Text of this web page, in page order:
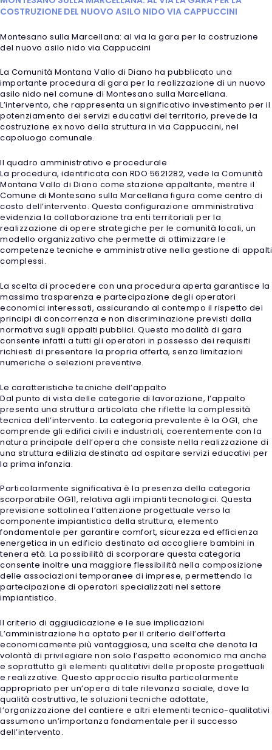
COSTRUZIONE DEL NUOVO ASILO NIDO VIA CAPPUCCINI
Montesano sulla Marcellana: al via la gara per la costruzione
del nuovo asilo nido via Cappuccini
La Comunità Montana Vallo di Diano ha pubblicato una
importante procedura di gara per la realizzazione di un nuovo
asilo nido nel comune di Montesano sulla Marcellana.
L’intervento, che rappresenta un significativo investimento per il
potenziamento dei servizi educativi del territorio, prevede la
costruzione ex novo della struttura in via Cappuccini, nel
capoluogo comunale.
Il quadro amministrativo e procedurale
La procedura, identificata con RDO 5621282, vede la Comunità
Montana Vallo di Diano come stazione appaltante, mentre il
Comune di Montesano sulla Marcellana figura come centro di
costo dell’intervento. Questa configurazione amministrativa
evidenzia la collaborazione tra enti territoriali per la
realizzazione di opere strategiche per le comunità locali, un
modello organizzativo che permette di ottimizzare le
competenze tecniche e amministrative nella gestione di appalti
complessi.
La scelta di procedere con una procedura aperta garantisce la
massima trasparenza e partecipazione degli operatori
economici interessati, assicurando al contempo il rispetto dei
principi di concorrenza e non discriminazione previsti dalla
normativa sugli appalti pubblici. Questa modalità di gara
consente infatti a tutti gli operatori in possesso dei requisiti
richiesti di presentare la propria offerta, senza limitazioni
numeriche o selezioni preventive.
Le caratteristiche tecniche dell’appalto
Dal punto di vista delle categorie di lavorazione, l’appalto
presenta una struttura articolata che riflette la complessità
tecnica dell’intervento. La categoria prevalente è la OG1, che
comprende gli edifici civili e industriali, coerentemente con la
natura principale dell’opera che consiste nella realizzazione di
una struttura edilizia destinata ad ospitare servizi educativi per
la prima infanzia.
Particolarmente significativa è la presenza della categoria
scorporabile OG11, relativa agli impianti tecnologici. Questa
previsione sottolinea l’attenzione progettuale verso la
componente impiantistica della struttura, elemento
fondamentale per garantire comfort, sicurezza ed efficienza
energetica in un edificio destinato ad accogliere bambini in
tenera età. La possibilità di scorporare questa categoria
consente inoltre una maggiore flessibilità nella composizione
delle associazioni temporanee di imprese, permettendo la
partecipazione di operatori specializzati nel settore
impiantistico.
Il criterio di aggiudicazione e le sue implicazioni
L’amministrazione ha optato per il criterio dell’offerta
economicamente più vantaggiosa, una scelta che denota la
volontà di privilegiare non solo l’aspetto economico ma anche
e soprattutto gli elementi qualitativi delle proposte progettuali
e realizzative. Questo approccio risulta particolarmente
appropriato per un’opera di tale rilevanza sociale, dove la
qualità costruttiva, le soluzioni tecniche adottate,
l’organizzazione del cantiere e altri elementi tecnico-qualitativi
assumono un’importanza fondamentale per il successo
dell’intervento.